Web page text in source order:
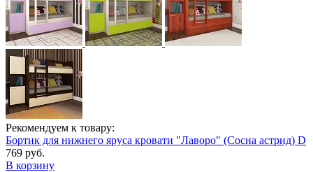
Рекомендуем к товару:
Бортик для нижнего яруса кровати "Лаворо" (Сосна астрид) D
769 руб.
В корзину